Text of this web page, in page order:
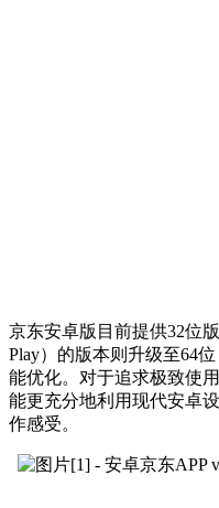
京东安卓版目前提供32位
Play）的版本则升级至64
能优化。对于追求极致使
能更充分地利用现代安卓
作感受。